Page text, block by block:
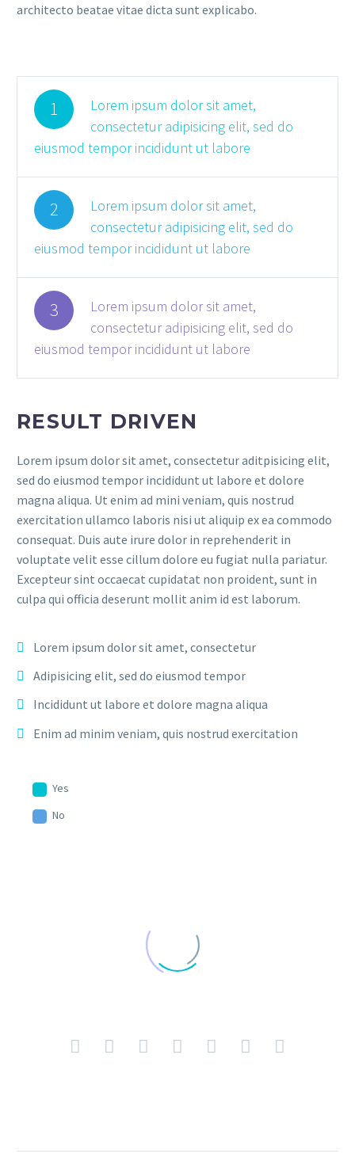
architecto beatae vitae dicta sunt explicabo.
1
Lorem ipsum dolor sit amet,
consectetur adipisicing elit, sed do
eiusmod tempor incididunt ut labore
2
Lorem ipsum dolor sit amet,
consectetur adipisicing elit, sed do
eiusmod tempor incididunt ut labore
3
Lorem ipsum dolor sit amet,
consectetur adipisicing elit, sed do
eiusmod tempor incididunt ut labore
RESULT DRIVEN
Lorem ipsum dolor sit amet, consectetur aditpisicing elit,
sed do eiusmod tempor incididunt ut labore et dolore
magna aliqua. Ut enim ad mini veniam, quis nostrud
exercitation ullamco laboris nisi ut aliquip ex ea commodo
consequat. Duis aute irure dolor in reprehenderit in
voluptate velit esse cillum dolore eu fugiat nulla pariatur.
Excepteur sint occaecat cupidatat non proident, sunt in
culpa qui officia deserunt mollit anim id est laborum.
Lorem ipsum dolor sit amet, consectetur
Adipisicing elit, sed do eiusmod tempor
Incididunt ut labore et dolore magna aliqua
Enim ad minim veniam, quis nostrud exercitation
Yes
No
JENIFFER BURNS
clicks.